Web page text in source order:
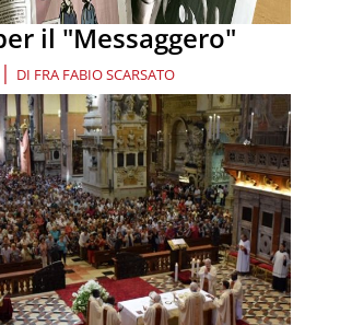
il "Messaggero"
| DI FRA FABIO SCARSATO